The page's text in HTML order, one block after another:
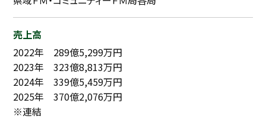
売上高
2022年 289億5,299万円
2023年 323億8,813万円
2024年 339億5,459万円
2025年 370億2,076万円
※連結